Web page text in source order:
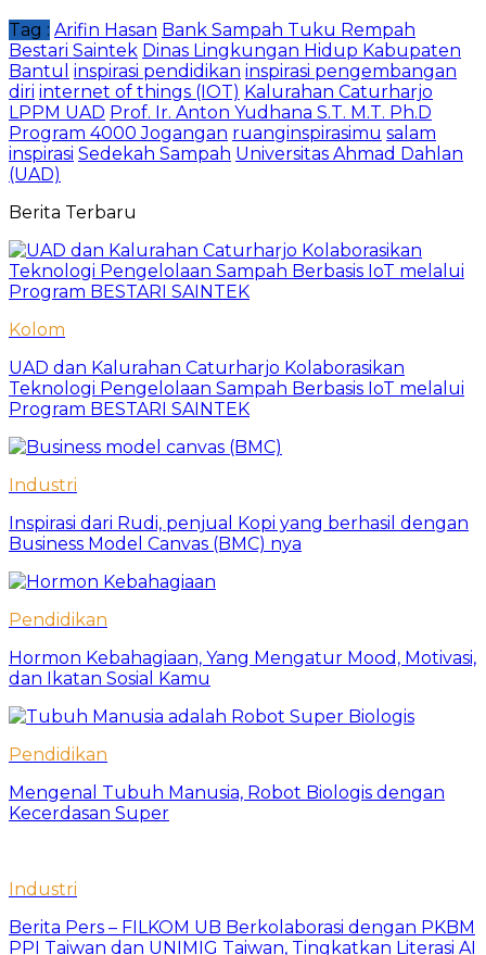
Tag : Arifin Hasan Bank Sampah Tuku Rempah
Bestari Saintek Dinas Lingkungan Hidup Kabupaten
Bantul inspirasi pendidikan inspirasi pengembangan
diri internet of things (IOT) Kalurahan Caturharjo
LPPM UAD Prof. Ir. Anton Yudhana S.T. M.T. Ph.D
Program 4000 Jogangan ruanginspirasimu salam
inspirasi Sedekah Sampah Universitas Ahmad Dahlan
(UAD)
Berita Terbaru
Kolom
UAD dan Kalurahan Caturharjo Kolaborasikan
Teknologi Pengelolaan Sampah Berbasis IoT melalui
Program BESTARI SAINTEK
Industri
Inspirasi dari Rudi, penjual Kopi yang berhasil dengan
Business Model Canvas (BMC) nya
Pendidikan
Hormon Kebahagiaan, Yang Mengatur Mood, Motivasi,
dan Ikatan Sosial Kamu
Pendidikan
Mengenal Tubuh Manusia, Robot Biologis dengan
Kecerdasan Super
Industri
Berita Pers – FILKOM UB Berkolaborasi dengan PKBM
PPI Taiwan dan UNIMIG Taiwan, Tingkatkan Literasi AI